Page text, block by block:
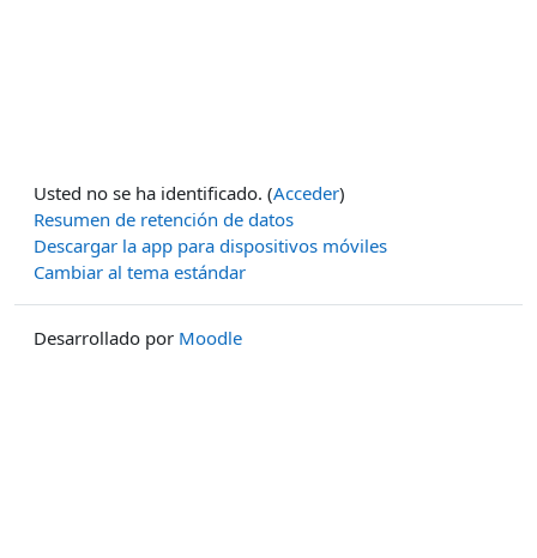
Usted no se ha identificado. (Acceder)
Resumen de retención de datos
Descargar la app para dispositivos móviles
Cambiar al tema estándar
Desarrollado por Moodle